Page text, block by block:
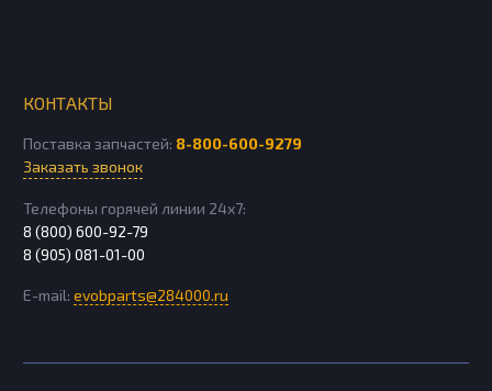
КОНТАКТЫ
Поставка запчастей: 8-800-600-9279
Заказать звонок
Телефоны горячей линии 24х7:
8 (800) 600-92-79
8 (905) 081-01-00
E-mail: evobparts@284000.ru